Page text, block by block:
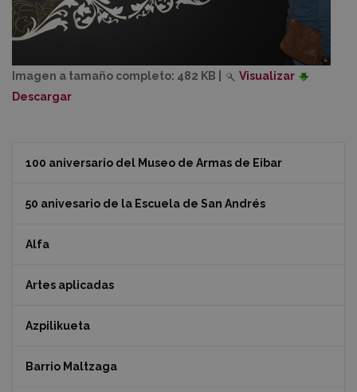
Imagen a tamaño completo: 482 KB
Visualizar
Descargar
100 aniversario del Museo de Armas de Eibar
50 anivesario de la Escuela de San Andrés
Alfa
Artes aplicadas
Azpilikueta
Barrio Maltzaga